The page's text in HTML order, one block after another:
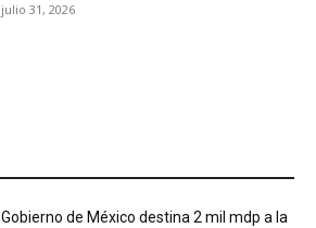
julio 31, 2026
Gobierno de México destina 2 mil mdp a la